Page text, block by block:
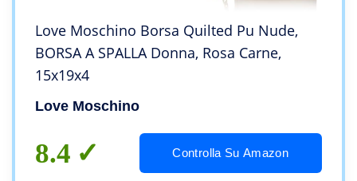
Love Moschino Borsa Quilted Pu Nude,
BORSA A SPALLA Donna, Rosa Carne,
15x19x4
Love Moschino
8.4 Controlla Su Amazon